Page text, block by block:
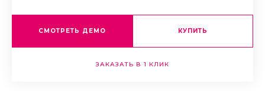
СМОТРЕТЬ ДЕМО КУПИТЬ
ЗАКАЗАТЬ В 1 КЛИК